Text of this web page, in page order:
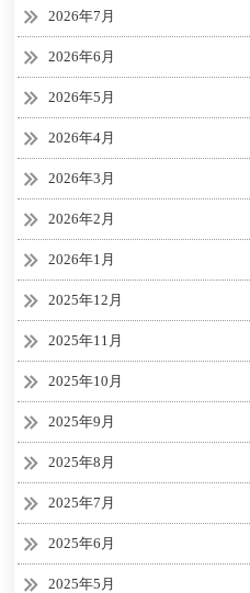
2026年7月
2026年6月
2026年5月
2026年4月
2026年3月
2026年2月
2026年1月
2025年12月
2025年11月
2025年10月
2025年9月
2025年8月
2025年7月
2025年6月
2025年5月